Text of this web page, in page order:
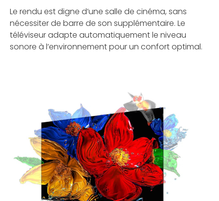
Le rendu est digne d’une salle de cinéma, sans
nécessiter de barre de son supplémentaire. Le
téléviseur adapte automatiquement le niveau
sonore à l’environnement pour un confort optimal.